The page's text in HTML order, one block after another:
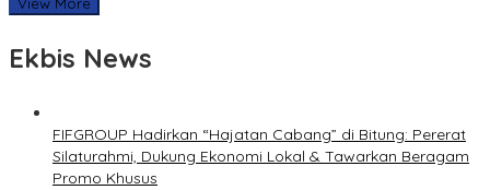
View More
Ekbis News
FIFGROUP Hadirkan “Hajatan Cabang” di Bitung: Pererat
Silaturahmi, Dukung Ekonomi Lokal & Tawarkan Beragam
Promo Khusus